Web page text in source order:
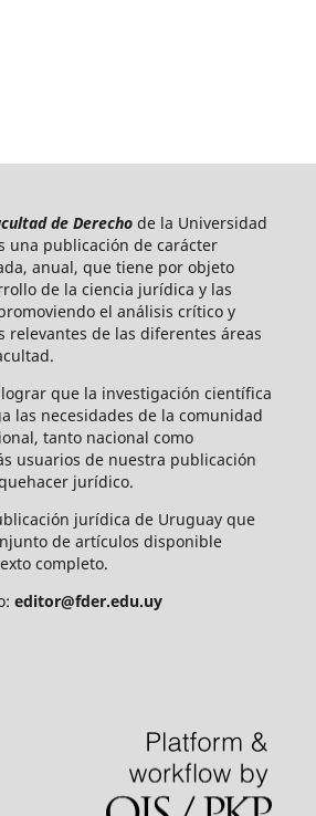
de Derecho de la Universidad
una publicación de carácter
anual, que tiene por objeto
de la ciencia jurídica y las
el análisis crítico y
relevantes de las diferentes áreas
que la investigación científica
las necesidades de la comunidad
tanto nacional como
usuarios de nuestra publicación
jurídico.
jurídica de Uruguay que
de artículos disponible
completo.
editor@fder.edu.uy